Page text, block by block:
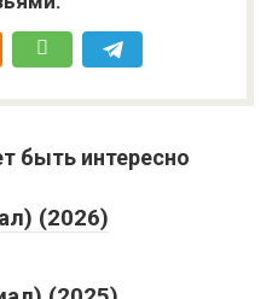
быть интересно
(2026)